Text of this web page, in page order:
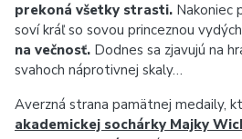
prekoná všetky strasti. Nakoniec
soví kráľ so sovou princeznou
na večnosť. Dodnes sa zjavujú na
svahoch náprotivnej skaly…
Averzná strana pamätnej medaily,
akademickej sochárky Majky